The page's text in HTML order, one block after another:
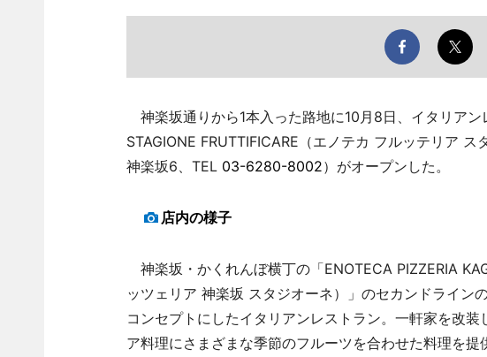
神楽坂通りから1本入った路地に10月8日、イタリアン
STAGIONE FRUTTIFICARE（エノテカ フルッテリア
神楽坂6、TEL 03-6280-8002）がオープンした。
店内の様子
神楽坂・かくれんぼ横丁の「ENOTECA PIZZERIA
ッツェリア 神楽坂 スタジオーネ）」のセカンドライン
コンセプトにしたイタリアンレストラン。一軒家を改
ア料理にさまざまな季節のフルーツを合わせた料理を